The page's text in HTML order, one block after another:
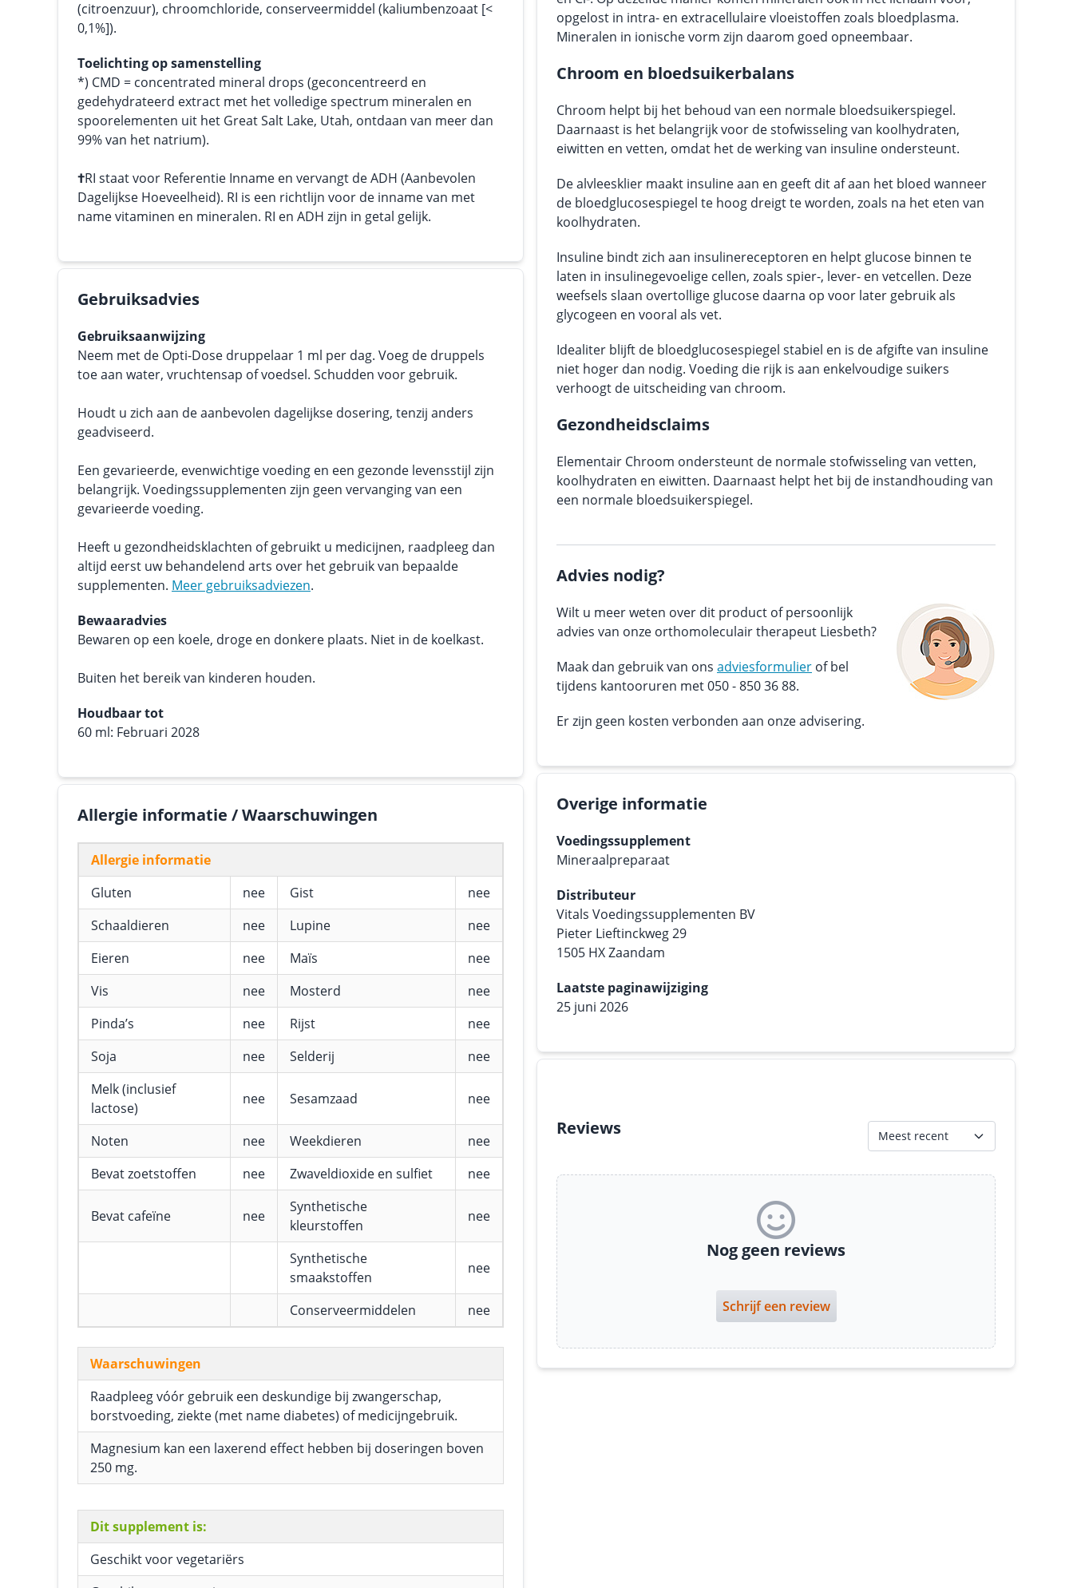
(citroenzuur), chroomchloride, conserveermiddel (kaliumbenzoaat [<
0,1%]).
Toelichting op samenstelling
*) CMD = concentrated mineral drops (geconcentreerd en
gedehydrateerd extract met het volledige spectrum mineralen en
spoorelementen uit het Great Salt Lake, Utah, ontdaan van meer dan
99% van het natrium).
†RI staat voor Referentie Inname en vervangt de ADH (Aanbevolen
Dagelijkse Hoeveelheid). RI is een richtlijn voor de inname van met
name vitaminen en mineralen. RI en ADH zijn in getal gelijk.
Gebruiksadvies
Gebruiksaanwijzing
Neem met de Opti-Dose druppelaar 1 ml per dag. Voeg de druppels
toe aan water, vruchtensap of voedsel. Schudden voor gebruik.
Houdt u zich aan de aanbevolen dagelijkse dosering, tenzij anders
geadviseerd.
Een gevarieerde, evenwichtige voeding en een gezonde levensstijl zijn
belangrijk. Voedingssupplementen zijn geen vervanging van een
gevarieerde voeding.
Heeft u gezondheidsklachten of gebruikt u medicijnen, raadpleeg dan
altijd eerst uw behandelend arts over het gebruik van bepaalde
supplementen. Meer gebruiksadviezen.
Bewaaradvies
Bewaren op een koele, droge en donkere plaats. Niet in de koelkast.
Buiten het bereik van kinderen houden.
Houdbaar tot
60 ml: Februari 2028
Allergie informatie / Waarschuwingen
Allergie informatie
Gluten
nee Gist
nee
Schaaldieren
nee Lupine
nee
Eieren
nee Maïs
nee
Vis
nee Mosterd
nee
Pinda’s
nee Rijst
nee
Soja
nee Selderij
nee
Melk (inclusief
lactose)
nee Sesamzaad nee
Noten nee Weekdieren
nee
Bevat zoetstoffen
nee Zwaveldioxide en sulfiet nee
Bevat cafeïne nee
Synthetische
kleurstoffen
nee
Synthetische
smaakstoffen
nee
Conserveermiddelen nee
Waarschuwingen
Raadpleeg vóór gebruik een deskundige bij zwangerschap,
borstvoeding, ziekte (met name diabetes) of medicijngebruik.
Magnesium kan een laxerend effect hebben bij doseringen boven
250 mg.
Dit supplement is:
Geschikt voor vegetariërs
opgelost in intra- en extracellulaire vloeistoffen zoals bloedplasma.
Mineralen in ionische vorm zijn daarom goed opneembaar.
Chroom en bloedsuikerbalans
Chroom helpt bij het behoud van een normale bloedsuikerspiegel.
Daarnaast is het belangrijk voor de stofwisseling van koolhydraten,
eiwitten en vetten, omdat het de werking van insuline ondersteunt.
De alvleesklier maakt insuline aan en geeft dit af aan het bloed wanneer
de bloedglucosespiegel te hoog dreigt te worden, zoals na het eten van
koolhydraten.
Insuline bindt zich aan insulinereceptoren en helpt glucose binnen te
laten in insulinegevoelige cellen, zoals spier-, lever- en vetcellen. Deze
weefsels slaan overtollige glucose daarna op voor later gebruik als
glycogeen en vooral als vet.
Idealiter blijft de bloedglucosespiegel stabiel en is de afgifte van insuline
niet hoger dan nodig. Voeding die rijk is aan enkelvoudige suikers
verhoogt de uitscheiding van chroom.
Gezondheidsclaims
Elementair Chroom ondersteunt de normale stofwisseling van vetten,
koolhydraten en eiwitten. Daarnaast helpt het bij de instandhouding van
een normale bloedsuikerspiegel.
Advies nodig?
Wilt u meer weten over dit product of persoonlijk
advies van onze orthomoleculair therapeut Liesbeth?
Maak dan gebruik van ons adviesformulier of bel
tijdens kantooruren met 050 - 850 36 88.
Er zijn geen kosten verbonden aan onze advisering.
Overige informatie
Voedingssupplement
Mineraalpreparaat
Distributeur
Vitals Voedingssupplementen BV
Pieter Lieftinckweg 29
1505 HX Zaandam
Laatste paginawijziging
25 juni 2026
Reviews Meest recent
Nog geen reviews
Schrijf een review